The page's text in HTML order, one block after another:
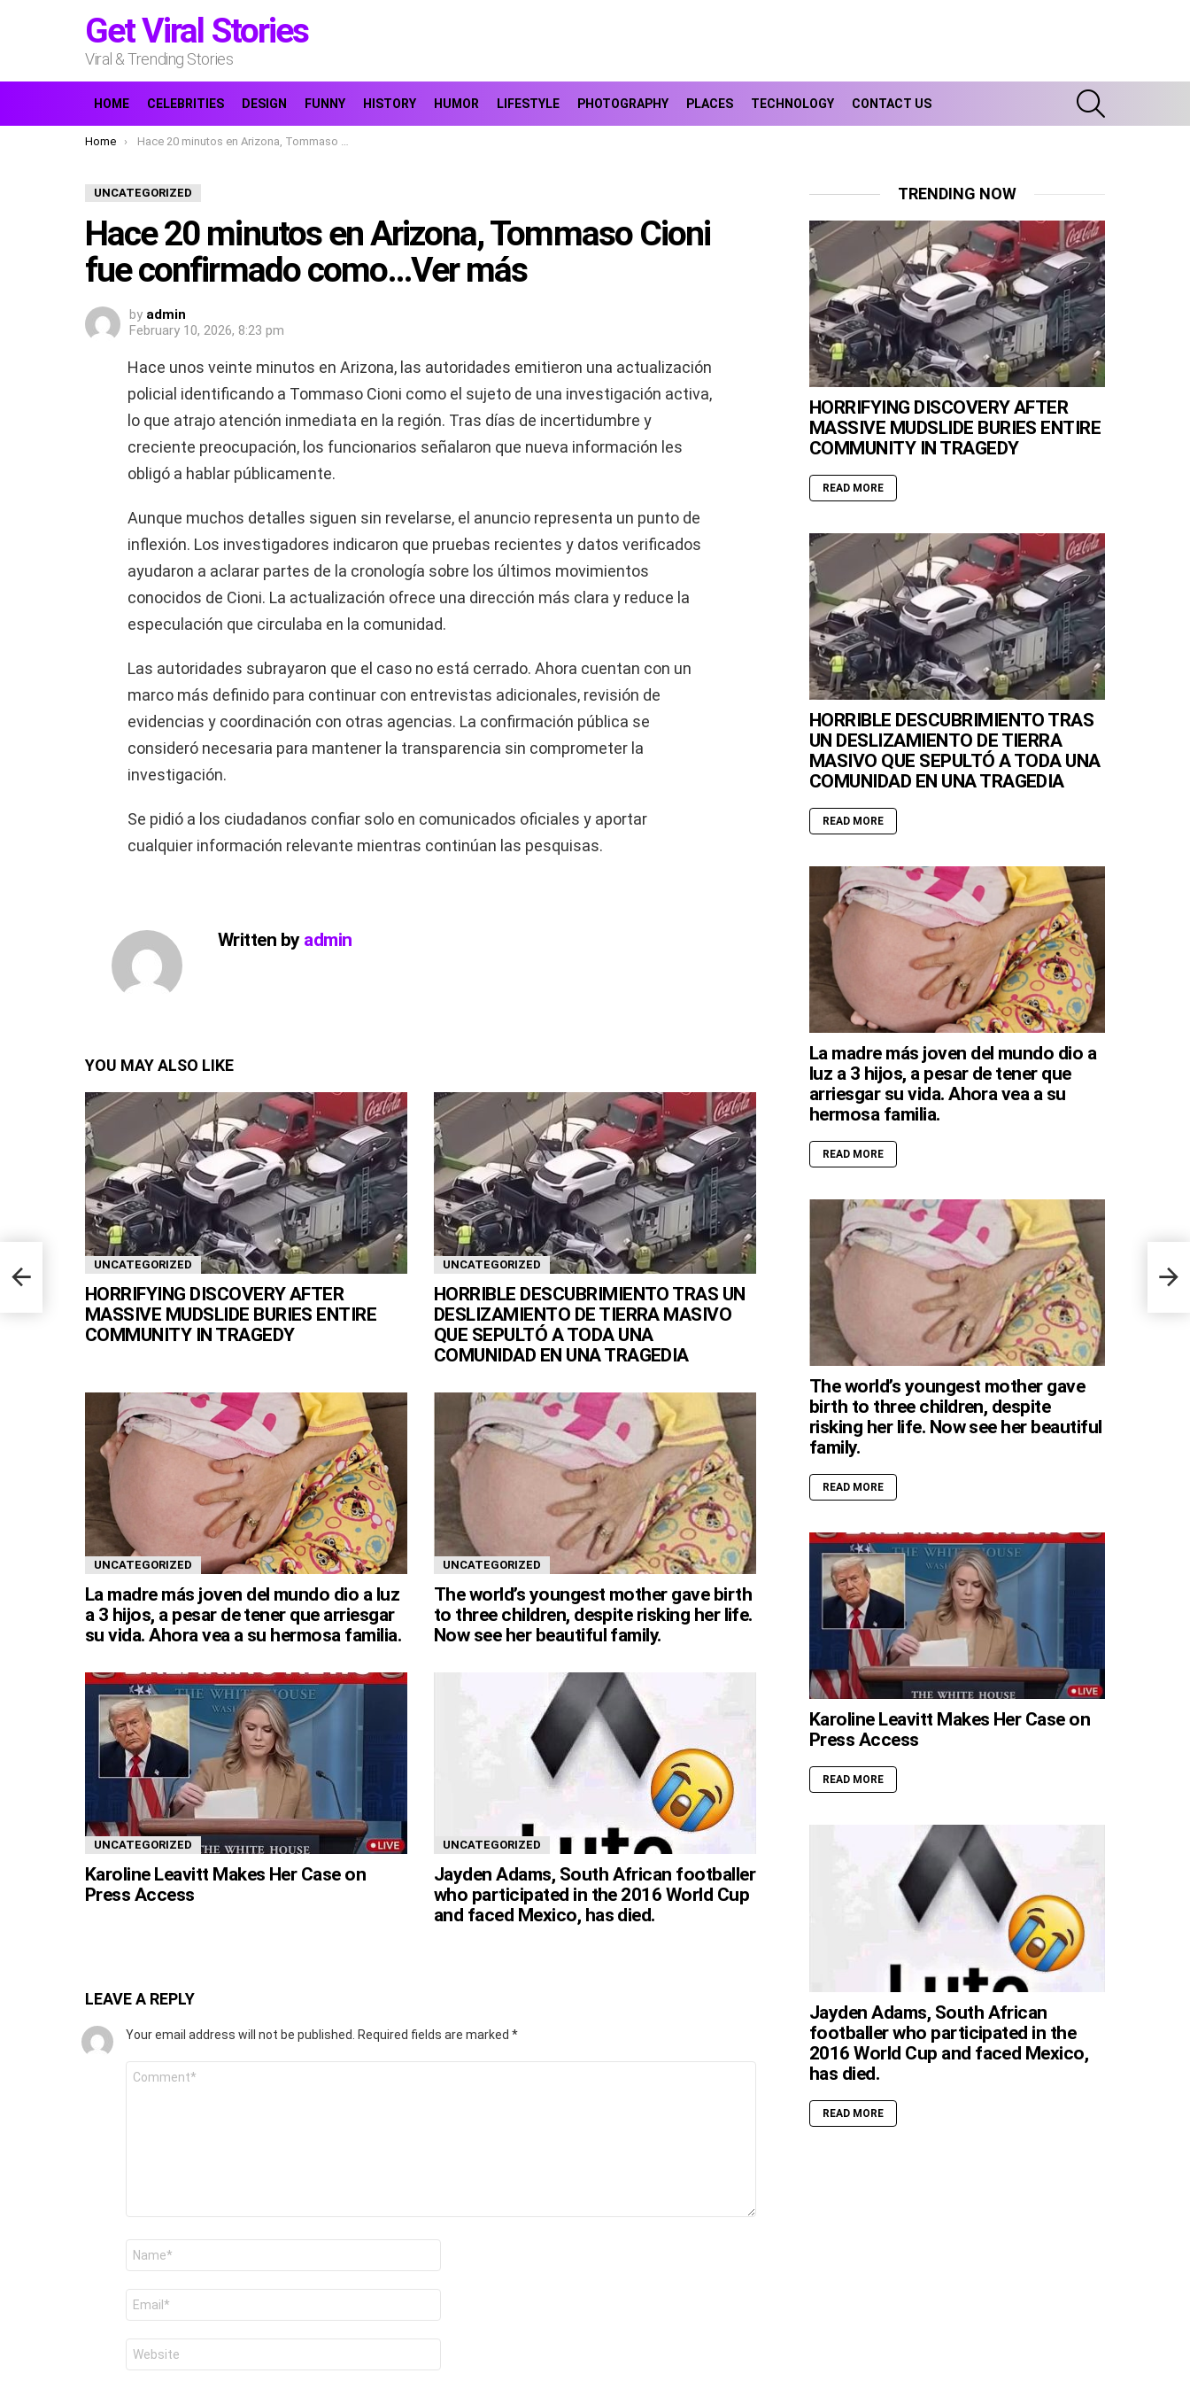
Get Viral Stories
Viral & Trending Stories
HOME CELEBRITIES DESIGN FUNNY HISTORY HUMOR LIFESTYLE PHOTOGRAPHY PLACES TECHNOLOGY CONTACT US
You are here:
Home Hace 20 minutos en Arizona, Tommaso Cioni fue confirmado como…Ver más
UNCATEGORIZED
Hace 20 minutos en Arizona, Tommaso Cioni
fue confirmado como…Ver más
by admin
February 10, 2026, 8:23 pm
Hace unos veinte minutos en Arizona, las autoridades emitieron una actualización
policial identificando a Tommaso Cioni como el sujeto de una investigación activa,
lo que atrajo atención inmediata en la región. Tras días de incertidumbre y
creciente preocupación, los funcionarios señalaron que nueva información les
obligó a hablar públicamente.
Aunque muchos detalles siguen sin revelarse, el anuncio representa un punto de
inflexión. Los investigadores indicaron que pruebas recientes y datos verificados
ayudaron a aclarar partes de la cronología sobre los últimos movimientos
conocidos de Cioni. La actualización ofrece una dirección más clara y reduce la
especulación que circulaba en la comunidad.
Las autoridades subrayaron que el caso no está cerrado. Ahora cuentan con un
marco más definido para continuar con entrevistas adicionales, revisión de
evidencias y coordinación con otras agencias. La confirmación pública se
consideró necesaria para mantener la transparencia sin comprometer la
investigación.
Se pidió a los ciudadanos confiar solo en comunicados oficiales y aportar
cualquier información relevante mientras continúan las pesquisas.
Written by admin
YOU MAY ALSO LIKE
UNCATEGORIZED
HORRIFYING DISCOVERY AFTER
MASSIVE MUDSLIDE BURIES ENTIRE
COMMUNITY IN TRAGEDY
UNCATEGORIZED
HORRIBLE DESCUBRIMIENTO TRAS UN
DESLIZAMIENTO DE TIERRA MASIVO
QUE SEPULTÓ A TODA UNA
COMUNIDAD EN UNA TRAGEDIA
UNCATEGORIZED
La madre más joven del mundo dio a luz
a 3 hijos, a pesar de tener que arriesgar
su vida. Ahora vea a su hermosa familia.
UNCATEGORIZED
The world’s youngest mother gave birth
to three children, despite risking her life.
Now see her beautiful family.
UNCATEGORIZED
Karoline Leavitt Makes Her Case on
Press Access
UNCATEGORIZED
Jayden Adams, South African footballer
who participated in the 2016 World Cup
and faced Mexico, has died.
LEAVE A REPLY
Your email address will not be published. Required fields are marked *
TRENDING NOW
HORRIFYING DISCOVERY AFTER
MASSIVE MUDSLIDE BURIES ENTIRE
COMMUNITY IN TRAGEDY
READ MORE
HORRIBLE DESCUBRIMIENTO TRAS
UN DESLIZAMIENTO DE TIERRA
MASIVO QUE SEPULTÓ A TODA UNA
COMUNIDAD EN UNA TRAGEDIA
READ MORE
La madre más joven del mundo dio a
luz a 3 hijos, a pesar de tener que
arriesgar su vida. Ahora vea a su
hermosa familia.
READ MORE
The world’s youngest mother gave
birth to three children, despite
risking her life. Now see her beautiful
family.
READ MORE
Karoline Leavitt Makes Her Case on
Press Access
READ MORE
Jayden Adams, South African
footballer who participated in the
2016 World Cup and faced Mexico,
has died.
READ MORE